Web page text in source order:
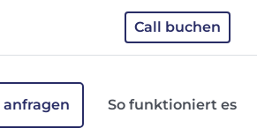
Call buchen
anfragen So funktioniert es